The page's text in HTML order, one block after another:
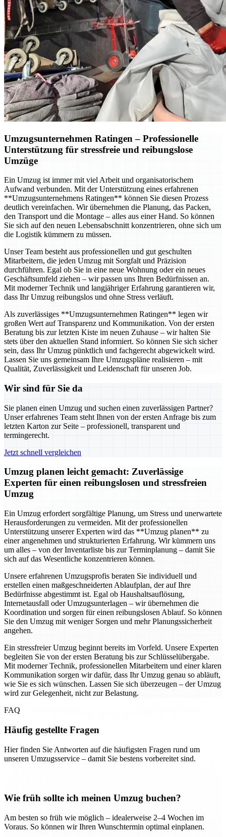
Umzugsunternehmen Ratingen – Professionelle
Unterstützung für stressfreie und reibungslose
Umzüge
Ein Umzug ist immer mit viel Arbeit und organisatorischem
Aufwand verbunden. Mit der Unterstützung eines erfahrenen
**Umzugsunternehmens Ratingen** können Sie diesen Prozess
deutlich vereinfachen. Wir übernehmen die Planung, das Packen,
den Transport und die Montage – alles aus einer Hand. So können
Sie sich auf den neuen Lebensabschnitt konzentrieren, ohne sich um
die Logistik kümmern zu müssen.
Unser Team besteht aus professionellen und gut geschulten
Mitarbeitern, die jeden Umzug mit Sorgfalt und Präzision
durchführen. Egal ob Sie in eine neue Wohnung oder ein neues
Geschäftsumfeld ziehen – wir passen uns Ihren Bedürfnissen an.
Mit moderner Technik und langjähriger Erfahrung garantieren wir,
dass Ihr Umzug reibungslos und ohne Stress verläuft.
Als zuverlässiges **Umzugsunternehmen Ratingen** legen wir
großen Wert auf Transparenz und Kommunikation. Von der ersten
Beratung bis zur letzten Kiste im neuen Zuhause – wir halten Sie
stets über den aktuellen Stand informiert. So können Sie sich sicher
sein, dass Ihr Umzug pünktlich und fachgerecht abgewickelt wird.
Lassen Sie uns gemeinsam Ihre Umzugspläne realisieren – mit
Qualität, Zuverlässigkeit und Leidenschaft für unseren Job.
Wir sind für Sie da
Sie planen einen Umzug und suchen einen zuverlässigen Partner?
Unser erfahrenes Team steht Ihnen von der ersten Anfrage bis zum
letzten Karton zur Seite – professionell, transparent und
termingerecht.
Jetzt schnell vergleichen
Umzug planen leicht gemacht: Zuverlässige
Experten für einen reibungslosen und stressfreien
Umzug
Ein Umzug erfordert sorgfältige Planung, um Stress und unerwartete
Herausforderungen zu vermeiden. Mit der professionellen
Unterstützung unserer Experten wird das **Umzug planen** zu
einer angenehmen und strukturierten Erfahrung. Wir kümmern uns
um alles – von der Inventarliste bis zur Terminplanung – damit Sie
sich auf das Wesentliche konzentrieren können.
Unsere erfahrenen Umzugsprofis beraten Sie individuell und
erstellen einen maßgeschneiderten Ablaufplan, der auf Ihre
Bedürfnisse abgestimmt ist. Egal ob Haushaltsauflösung,
Internetausfall oder Umzugsunterlagen – wir übernehmen die
Koordination und sorgen für einen reibungslosen Ablauf. So können
Sie den Umzug mit weniger Sorgen und mehr Planungssicherheit
angehen.
Ein stressfreier Umzug beginnt bereits im Vorfeld. Unsere Experten
begleiten Sie von der ersten Beratung bis zur Schlüsselübergabe.
Mit moderner Technik, professionellen Mitarbeitern und einer klaren
Kommunikation sorgen wir dafür, dass Ihr Umzug genau so abläuft,
wie Sie es sich wünschen. Lassen Sie sich überzeugen – der Umzug
wird zur Gelegenheit, nicht zur Belastung.
FAQ
Häufig gestellte Fragen
Hier finden Sie Antworten auf die häufigsten Fragen rund um
unseren Umzugsservice – damit Sie bestens vorbereitet sind.
Wie früh sollte ich meinen Umzug buchen?
Am besten so früh wie möglich – idealerweise 2–4 Wochen im
Voraus. So können wir Ihren Wunschtermin optimal einplanen.